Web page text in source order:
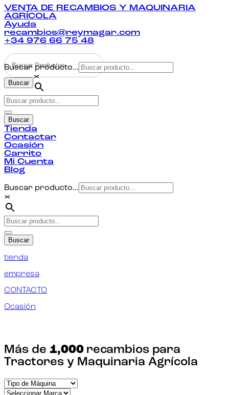
VENTA DE RECAMBIOS Y MAQUINARIA
AGRÍCOLA
Ayuda
recambios@reymagar.com
+34 976 66 75 48
Buscar
Buscar producto...
×
Buscar
Tienda
Contactar
Ocasión
Carrito
Mi Cuenta
Blog
Buscar producto...
×
Buscar
tienda
empresa
CONTACTO
Ocasión
Más de 1,000 recambios para
Tractores y Maquinaria Agrícola